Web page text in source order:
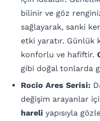
bilinir ve göz
sağlayarak, sanki
etki yaratır. Günlük
konforlu ve hafiftir.
gibi doğal tonlarda
Rocio Ares Serisi:
değişim arayanlar
hareli yapısıyla